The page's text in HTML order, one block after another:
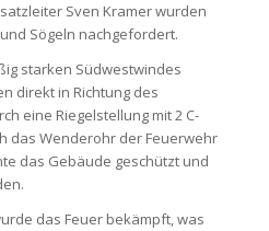
Sven Kramer wurden
Sögeln nachgefordert.
starken Südwestwindes
direkt in Richtung des
eine Riegelstellung mit 2 C-
das Wenderohr der Feuerwehr
das Gebäude geschützt und
das Feuer bekämpft, was